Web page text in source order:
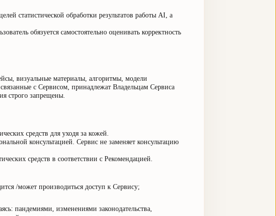
статистической обработки результатов работы AI, а
обязуется самостоятельно оценивать корректность
визуальные материалы, алгоритмы, модели
с Сервисом, принадлежат Владельцам Сервиса
строго запрещены.
средств для уходя за кожей.
консультацией. Сервис не заменяет консультацию
средств в соответствии с Рекомендацией.
/может производиться доступ к Сервису;
пандемиями, изменениями законодательства,